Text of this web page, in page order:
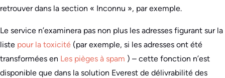
retrouver dans la section « Inconnu », par exemple.
Le service n’examinera pas non plus les adresses figurant sur la
liste pour la toxicité (par exemple, si les adresses ont été
transformées en Les pièges à spam ) – cette fonction n’est
disponible que dans la solution Everest de délivrabilité des